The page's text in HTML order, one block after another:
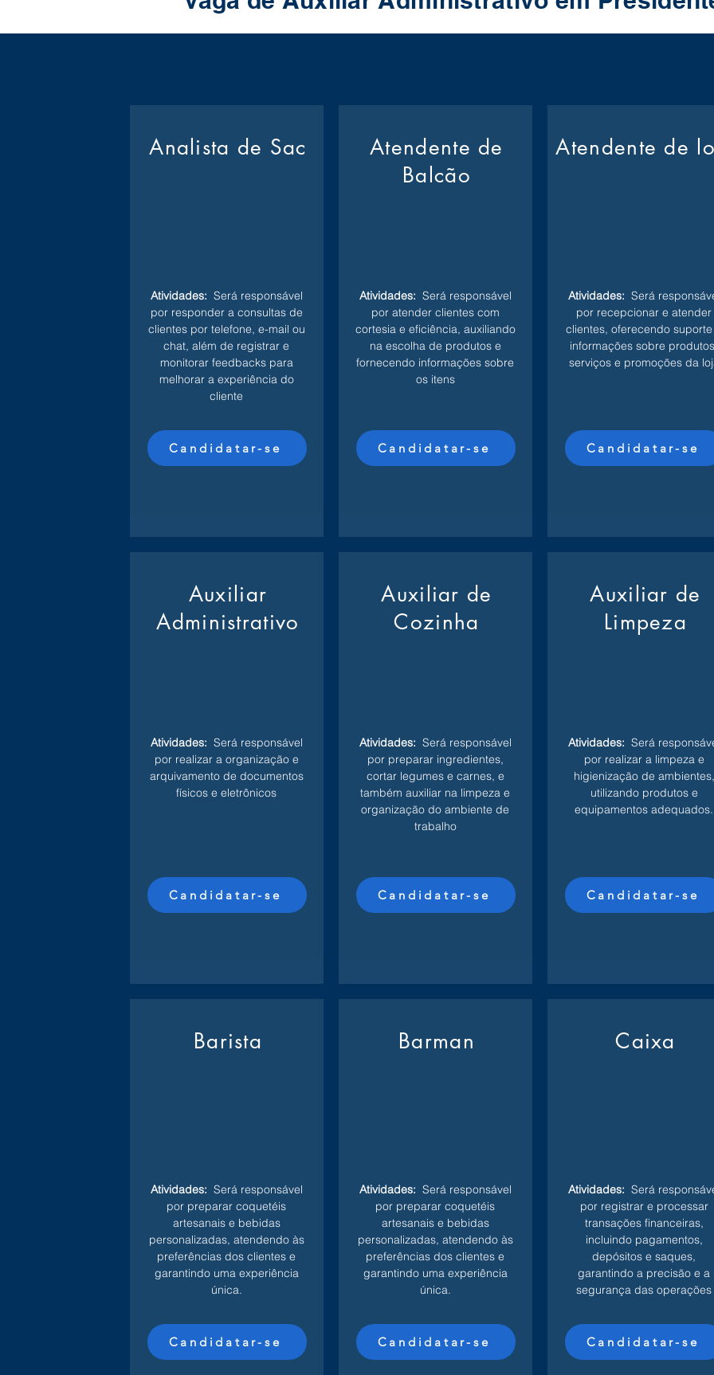
Analista de Sac
Atividades: Será responsável
por responder a consultas de
clientes por telefone, e-mail ou
chat, além de registrar e
monitorar feedbacks para
melhorar a experiência do
cliente
Candidatar-se
Auxiliar
Administrativo
Atividades: Será responsável
por realizar a organização e
arquivamento de documentos
físicos e eletrônicos
Candidatar-se
Barista
Atividades: Será responsável
por preparar coquetéis
artesanais e bebidas
personalizadas, atendendo às
preferências dos clientes e
garantindo uma experiência
única.
Candidatar-se
Atendente de
Balcão
Atividades: Será responsável
por atender clientes com
cortesia e eficiência, auxiliando
na escolha de produtos e
fornecendo informações sobre
os itens
Candidatar-se
Auxiliar de
Cozinha
Atividades: Será responsável
por preparar ingredientes,
cortar legumes e carnes, e
também auxiliar na limpeza e
organização do ambiente de
trabalho
Candidatar-se
Barman
Atividades: Será responsável
por preparar coquetéis
artesanais e bebidas
personalizadas, atendendo às
preferências dos clientes e
garantindo uma experiência
única.
Candidatar-se
Atendente de
Atividades: Será
por recepcionar e atender
clientes, oferecendo
informações sobre
serviços e promoções da
Candidatar-se
Auxiliar de
Limpeza
Atividades: Será
por realizar a limpeza e
higienização de ambientes,
utilizando produtos e
equipamentos adequados.
Candidatar-se
Caixa
Atividades: Será
por registrar e processar
transações financeiras,
incluindo pagamentos,
depósitos e saques,
garantindo a precisão e a
segurança das operações
Candidatar-se